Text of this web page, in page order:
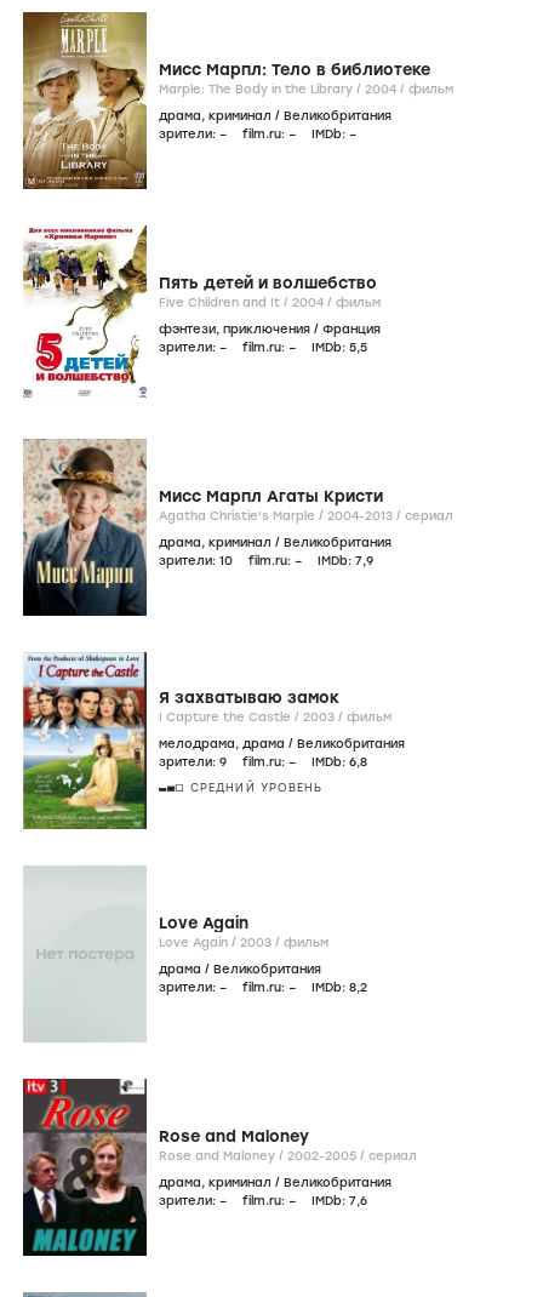
Мисс Марпл: Тело в библиотеке
Marple: The Body in the Library / 2004 / фильм
драма, криминал / Великобритания
зрители: – film.ru: – IMDb: –
Пять детей и волшебство
Five Children and It / 2004 / фильм
фэнтези, приключения / Франция
зрители: – film.ru: – IMDb: 5,5
Мисс Марпл Агаты Кристи
Agatha Christie's Marple / 2004-2013 / сериал
драма, криминал / Великобритания
зрители: 10 film.ru: – IMDb: 7,9
Я захватываю замок
I Capture the Castle / 2003 / фильм
мелодрама, драма / Великобритания
зрители: 9 film.ru: – IMDb: 6,8
СРЕДНИЙ УРОВЕНЬ
Love Again
Love Again / 2003 / фильм
драма / Великобритания
зрители: – film.ru: – IMDb: 8,2
Rose and Maloney
Rose and Maloney / 2002-2005 / сериал
драма, криминал / Великобритания
зрители: – film.ru: – IMDb: 7,6